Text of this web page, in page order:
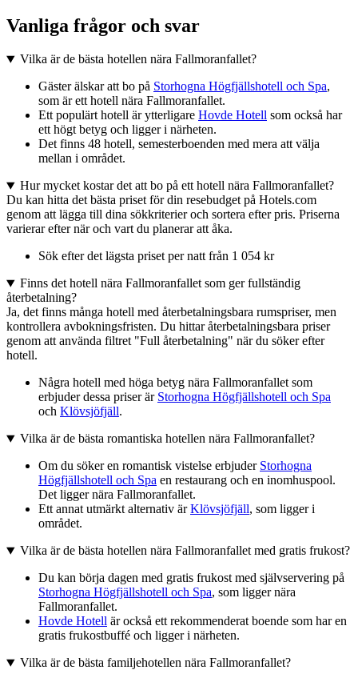
Vanliga frågor och svar
Vilka är de bästa hotellen nära Fallmoranfallet?
Gäster älskar att bo på Storhogna Högfjällshotell och Spa,
som är ett hotell nära Fallmoranfallet.
Ett populärt hotell är ytterligare Hovde Hotell som också har
ett högt betyg och ligger i närheten.
Det finns 48 hotell, semesterboenden med mera att välja
mellan i området.
Hur mycket kostar det att bo på ett hotell nära Fallmoranfallet?
Du kan hitta det bästa priset för din resebudget på Hotels.com
genom att lägga till dina sökkriterier och sortera efter pris. Priserna
varierar efter när och vart du planerar att åka.
Sök efter det lägsta priset per natt från 1 054 kr
Finns det hotell nära Fallmoranfallet som ger fullständig
återbetalning?
Ja, det finns många hotell med återbetalningsbara rumspriser, men
kontrollera avbokningsfristen. Du hittar återbetalningsbara priser
genom att använda filtret "Full återbetalning" när du söker efter
hotell.
Några hotell med höga betyg nära Fallmoranfallet som
erbjuder dessa priser är Storhogna Högfjällshotell och Spa
och Klövsjöfjäll.
Vilka är de bästa romantiska hotellen nära Fallmoranfallet?
Om du söker en romantisk vistelse erbjuder Storhogna
Högfjällshotell och Spa en restaurang och en inomhuspool.
Det ligger nära Fallmoranfallet.
Ett annat utmärkt alternativ ärKlövsjöfjäll, som ligger i
området.
Vilka är de bästa hotellen nära Fallmoranfallet med gratis frukost?
Du kan börja dagen med gratis frukost med självservering på
Storhogna Högfjällshotell och Spa, som ligger nära
Fallmoranfallet.
Hovde Hotell är också ett rekommenderat boende som har en
gratis frukostbuffé och ligger i närheten.
Vilka är de bästa familjehotellen nära Fallmoranfallet?